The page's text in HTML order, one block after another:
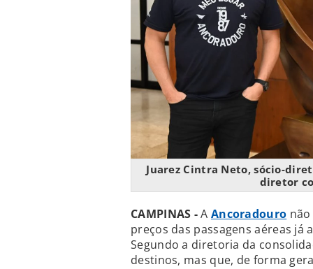
Juarez Cintra Neto, sócio-
diretor
CAMPINAS -A Ancoradouro
preços das passagens aéreas
Segundo a diretoria da
destinos, mas que, de forma